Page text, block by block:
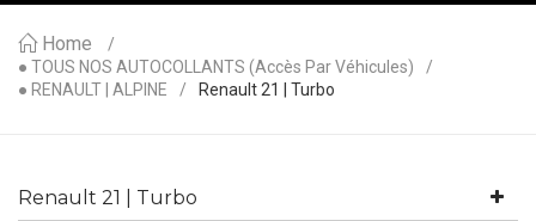
Home
● TOUS NOS AUTOCOLLANTS (accès Par Véhicules)
● RENAULT | ALPINE
Renault 21 | Turbo
Renault 21 | Turbo